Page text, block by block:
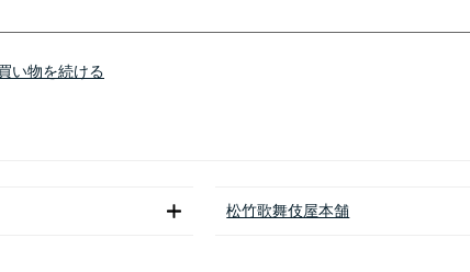
い物を続ける
松竹歌舞伎屋本舗